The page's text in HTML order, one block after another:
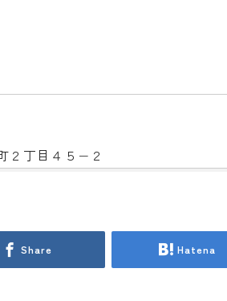
２丁目４５−２
Share Hatena